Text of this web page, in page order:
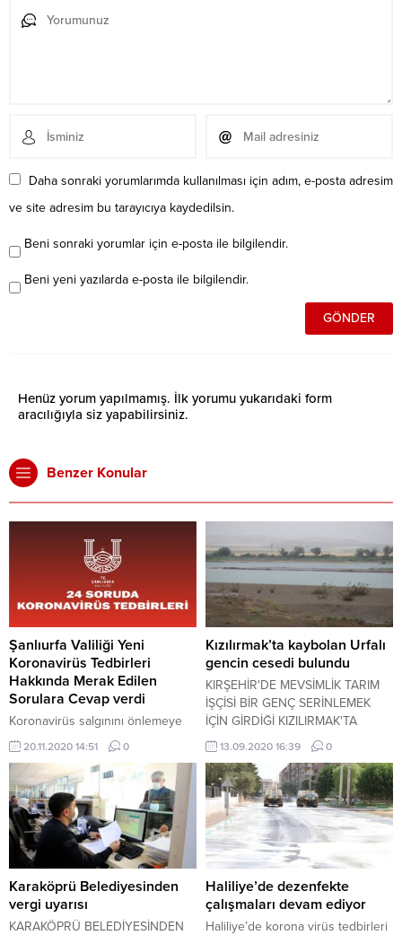
Daha sonraki yorumlarımda kullanılması için adım, e-posta adresim
ve site adresim bu tarayıcıya kaydedilsin.
Beni sonraki yorumlar için e-posta ile bilgilendir.
Beni yeni yazılarda e-posta ile bilgilendir.
Henüz yorum yapılmamış. İlk yorumu yukarıdaki form
aracılığıyla siz yapabilirsiniz.
Benzer Konular
Şanlıurfa Valiliği Yeni
Koronavirüs Tedbirleri
Hakkında Merak Edilen
Sorulara Cevap verdi
Koronavirüs salgınını önlemeye
yönelik Cumhurbaşkanlığı
Kabinesinde 17 Kasım 2020
tarihinde alınan kararlar
doğrultusunda, İçişleri
Bakanlığı’nın 18 Kasım 2020 tarihli
19161 sayılı genelgesi ve Şanlıurfa
İl Umumi Hıfzıssıhha Kurulunca
alınan kararlar hakkında merak
edilen sorulara ilişkin soru-cevap
açıklamaları yapıldı.
20.11.2020 14:51 0
Kızılırmak’ta kaybolan Urfalı
gencin cesedi bulundu
KIRŞEHİR'DE MEVSİMLİK TARIM
İŞÇİSİ BİR GENÇ SERİNLEMEK
İÇİN GİRDİĞİ KIZILIRMAK'TA
AKINTIYA KAPILARAK
KAYBOLMUŞTU, GENCİN CANSIZ
BEDENİ 24 SONRA SUYA
GİRDİĞİ YERİN 1 KİLOMETRE
ÖTESİNDE BULUNDU.
13.09.2020 16:39 0
Karaköprü Belediyesinden
vergi uyarısı
KARAKÖPRÜ BELEDİYESİNDEN
Haliliye’de dezenfekte
çalışmaları devam ediyor
Haliliye’de korona virüs tedbirleri